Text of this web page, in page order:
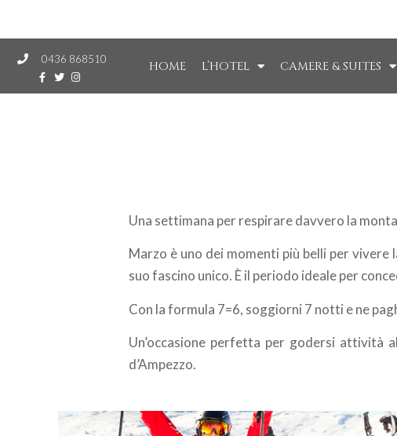
0436 868510 HOME L’HOTEL CAMERE & SUITES
Una settimana per respirare davvero la
Marzo è uno dei momenti più belli per vivere
suo fascino unico. È il periodo ideale per
Con la formula 7=6, soggiorni 7 notti e ne
Un’occasione perfetta per godersi attività
d’Ampezzo.